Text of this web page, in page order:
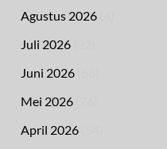
Agustus 2026
Juli 2026
Juni 2026
Mei 2026
April 2026